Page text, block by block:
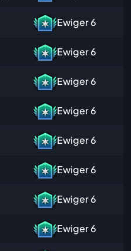
Ewiger6
Ewiger6
Ewiger6
Ewiger6
Ewiger6
Ewiger6
Ewiger6
Ewiger6